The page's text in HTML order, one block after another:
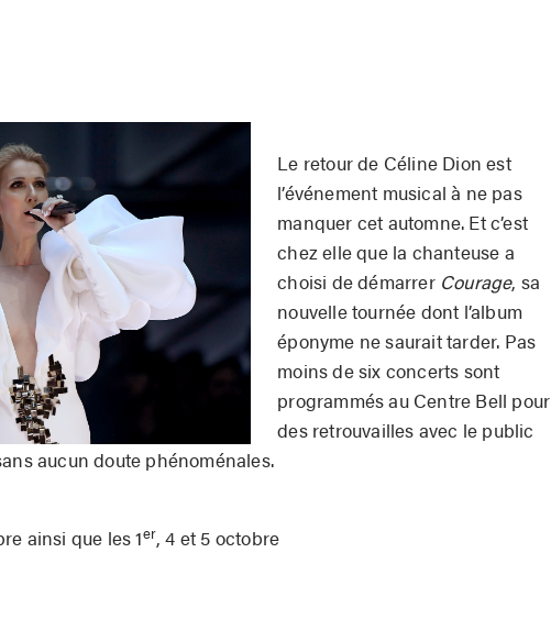
Le retour de Céline Dion est
l’événement musical à ne pas
manquer cet automne. Et c’est
chez elle que la chanteuse a
choisi de démarrer Courage, sa
nouvelle tournée dont l’album
éponyme ne saurait tarder. Pas
moins de six concerts sont
programmés au Centre Bell pour
des retrouvailles avec le public
aucun doute phénoménales.
ainsi que les 1er, 4 et 5 octobre